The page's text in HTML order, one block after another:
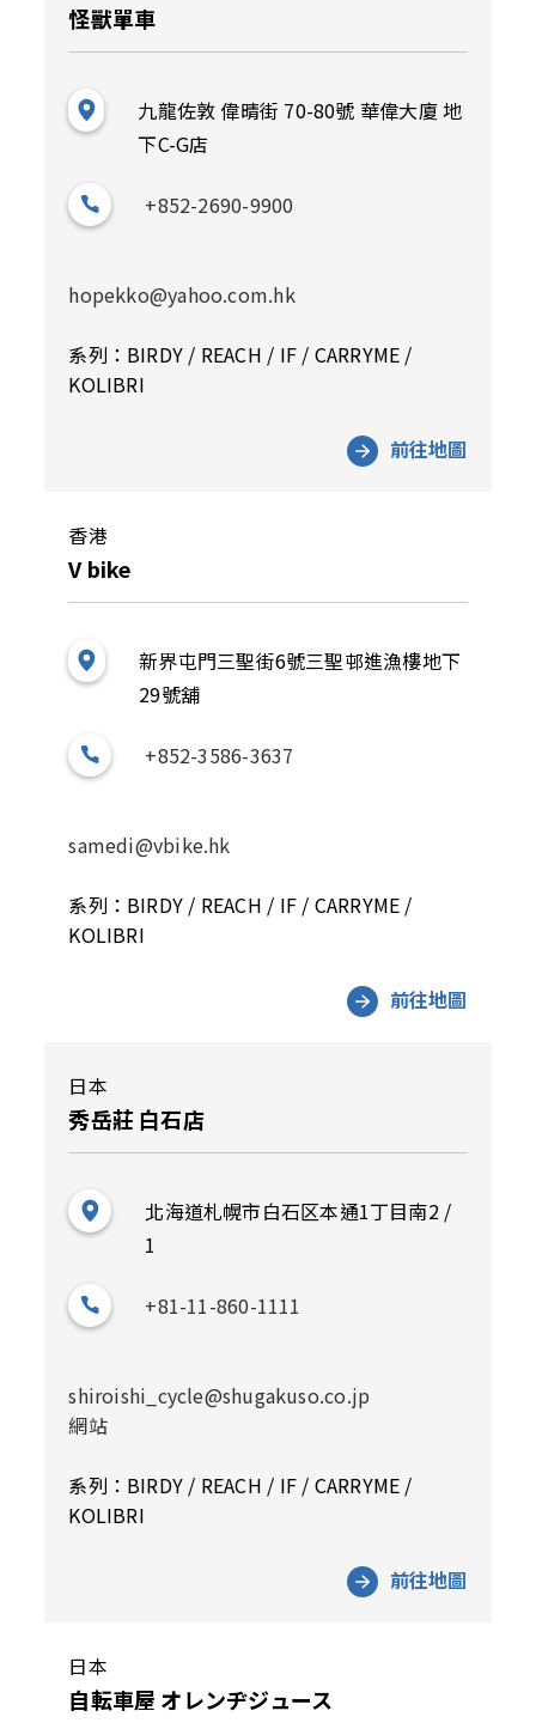
怪獸單車
九龍佐敦 偉晴街 70-80號 華偉大廈 地
下C-G店
+852-2690-9900
hopekko@yahoo.com.hk
系列：BIRDY / REACH / IF / CARRYME /
KOLIBRI
前往地圖
香港
V bike
新界屯門三聖街6號三聖邨進漁樓地下
29號舖
+852-3586-3637
samedi@vbike.hk
系列：BIRDY / REACH / IF / CARRYME /
KOLIBRI
前往地圖
日本
秀岳莊 白石店
北海道札幌市白石区本通1丁目南2 /
1
+81-11-860-1111
shiroishi_cycle@shugakuso.co.jp
網站
系列：BIRDY / REACH / IF / CARRYME /
KOLIBRI
前往地圖
日本
自転車屋 オレンヂジュース